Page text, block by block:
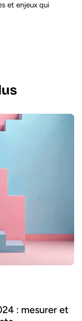
et enjeux qui
: mesurer et